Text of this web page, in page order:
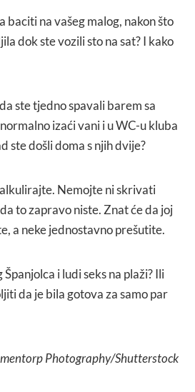
baciti na vašeg malog, nakon što
dok ste vozili sto na sat? I kako
ste tjedno spavali barem sa
izaći vani i u WC-u kluba
ste došli doma s njih dvije?
Nemojte ni skrivati
to zapravo niste. Znat će da joj
a neke jednostavno prešutite.
i ludi seks na plaži? Ili
da je bila gotova za samo par
Photography/Shutterstock